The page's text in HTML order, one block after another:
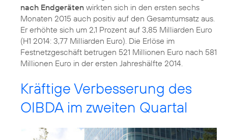
nach Endgeräten wirkten sich in den ersten sechs
Monaten 2015 auch positiv auf den Gesamtumsatz aus.
Er erhöhte sich um 2,1 Prozent auf 3,85 Milliarden Euro
(H1 2014: 3,77 Milliarden Euro). Die Erlöse im
Festnetzgeschäft betrugen 521 Millionen Euro nach 581
Millionen Euro in der ersten Jahreshälfte 2014.
Kräftige Verbesserung des
OIBDA im zweiten Quartal